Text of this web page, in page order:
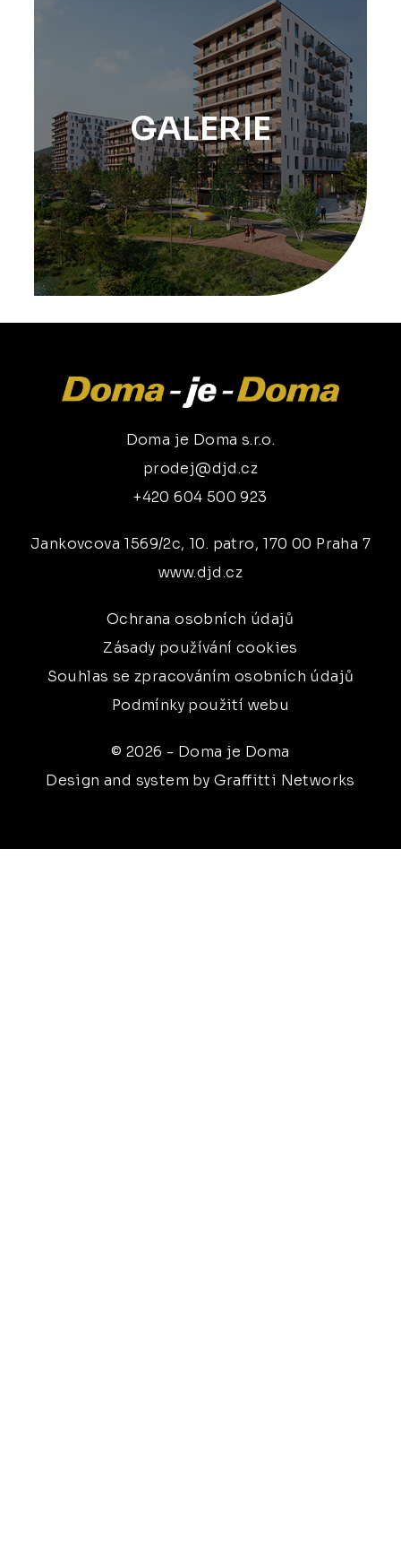
GALERIE
Doma je Doma s.r.o.
prodej@djd.cz
+420 604 500 923
Jankovcova 1569/2c, 10. patro, 170 00 Praha 7
www.djd.cz
Ochrana osobních údajů
Zásady používání cookies
Souhlas se zpracováním osobních údajů
Podmínky použití webu
© 2026 - Doma je Doma
Design and system by Graffitti Networks